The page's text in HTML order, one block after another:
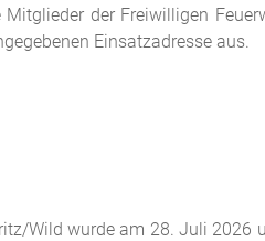
der Freiwilligen
Einsatzadresse aus.
Wild wurde am 28. Juli 2026